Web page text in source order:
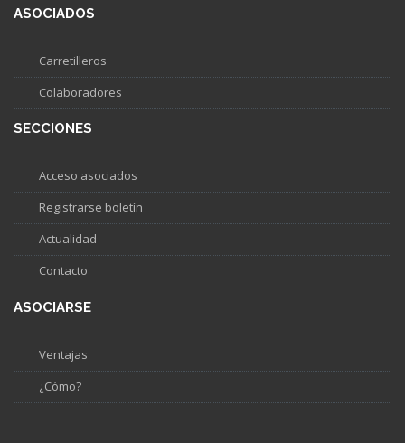
ASOCIADOS
Carretilleros
Colaboradores
SECCIONES
Acceso asociados
Registrarse boletín
Actualidad
Contacto
ASOCIARSE
Ventajas
¿Cómo?